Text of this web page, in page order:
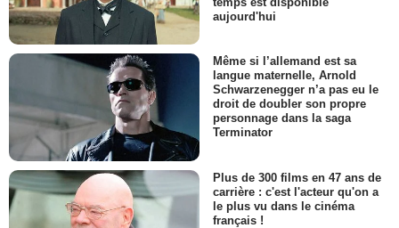
aujourd'hui
Même si l’allemand est sa
langue maternelle, Arnold
Schwarzenegger n’a pas eu le
droit de doubler son propre
personnage dans la saga
Terminator
Plus de 300 films en 47 ans de
carrière : c'est l'acteur qu'on a
le plus vu dans le cinéma
français !